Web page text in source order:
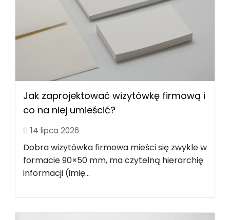
Jak zaprojektować wizytówkę firmową i
co na niej umieścić?
14 lipca 2026
Dobra wizytówka firmowa mieści się zwykle w
formacie 90×50 mm, ma czytelną hierarchię
informacji (imię...